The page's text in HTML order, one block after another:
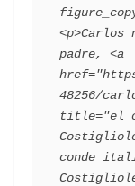
<p>Carlos
padre, <a
48256/
title="el
conde